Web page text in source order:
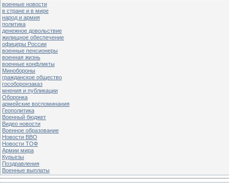
военные новости
в стране и в мире
народ и армия
политика
денежное довольствие
жилищное обеспечение
офицеры России
военные пенсионеры
военная жизнь
военные конфликты
Минобороны
гражданское общество
гособоронзаказ
мнения и публикации
Оборонка
армейские воспоминания
Геополитика
Военный бюджет
Видео новости
Военное образование
Новости ВВО
Новости ТОФ
Армии мира
Курьезы
Поздравления
Военные выплаты